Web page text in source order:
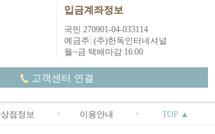
입금계좌정보
국민 270901-04-033114
예금주: (주)한독인터네셔널
월~금 택배마감 16:00
고객센터 연결
상점정보 이용안내 TOP ▲